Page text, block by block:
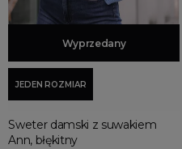
Dodaj do koszyka
Wyprzedany
JEDEN ROZMIAR
Sweter damski z suwakiem
Ann, błękitny